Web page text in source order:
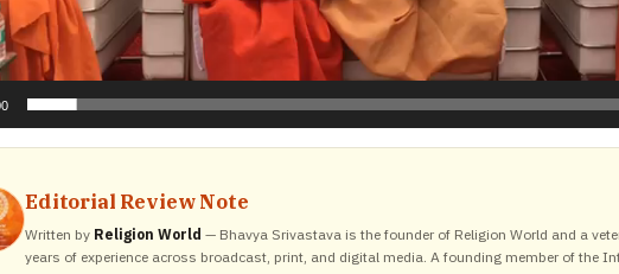
Editorial Review Note
Written by Religion World — Bhavya Srivastava is the founder of Religion World and a
years of experience across broadcast, print, and digital media. A founding member of the